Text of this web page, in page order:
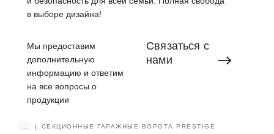
в выборе дизайна!
Мы предоставим
дополнительную
информацию и ответим
на все вопросы о
продукции
Связаться с
нами
СЕКЦИОННЫЕ ГАРАЖНЫЕ ВОРОТА PRESTIGE